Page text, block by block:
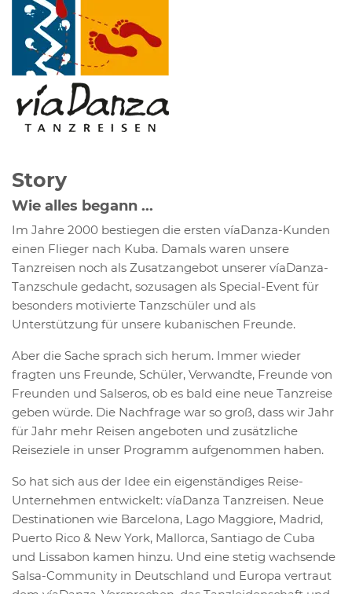
Story
Wie alles begann ...
Im Jahre 2000 bestiegen die ersten víaDanza-Kunden
einen Flieger nach Kuba. Damals waren unsere
Tanzreisen noch als Zusatzangebot unserer víaDanza-
Tanzschule gedacht, sozusagen als Special-Event für
besonders motivierte Tanzschüler und als
Unterstützung für unsere kubanischen Freunde.
Aber die Sache sprach sich herum. Immer wieder
fragten uns Freunde, Schüler, Verwandte, Freunde von
Freunden und Salseros, ob es bald eine neue Tanzreise
geben würde. Die Nachfrage war so groß, dass wir Jahr
für Jahr mehr Reisen angeboten und zusätzliche
Reiseziele in unser Programm aufgenommen haben.
So hat sich aus der Idee ein eigenständiges Reise-
Unternehmen entwickelt: víaDanza Tanzreisen. Neue
Destinationen wie Barcelona, Lago Maggiore, Madrid,
Puerto Rico & New York, Mallorca, Santiago de Cuba
und Lissabon kamen hinzu. Und eine stetig wachsende
Salsa-Community in Deutschland und Europa vertraut